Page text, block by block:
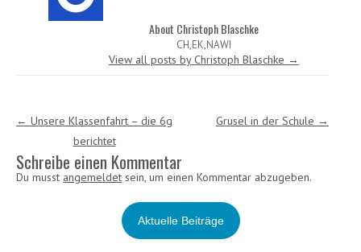
About Christoph Blaschke
CH,EK,NAWI
View all posts by Christoph Blaschke →
Post navigation
← Unsere Klassenfahrt – die 6g
berichtet
Grusel in der Schule →
Schreibe einen Kommentar
Du musst angemeldet sein, um einen Kommentar abzugeben.
Aktuelle Beiträge